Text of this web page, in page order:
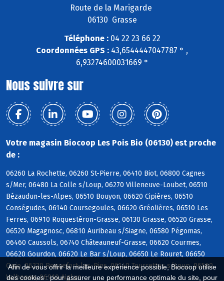
Afin de vous offrir la meilleure expérience possible, Biocoop utilise
des cookies : pour assurer une performance optimale du site, pour
Route de la Marigarde
06130 Grasse
Téléphone :04 22 23 66 22
Coordonnées GPS : 43,6544447047787 ° ,
6,93274600031669 °
Nous suivre sur
Votre magasin Biocoop Les Pois Bio (06130) est proche
de :
06260 La Rochette, 06260 St-Pierre, 06410 Biot, 06800 Cagnes
s/Mer, 06480 La Colle s/Loup, 06270 Villeneuve-Loubet, 06510
Bézaudun-les-Alpes, 06510 Bouyon, 06620 Cipières, 06510
Conségudes, 06140 Coursegoules, 06620 Gréolières, 06510 Les
Ferres, 06910 Roquestéron-Grasse, 06130 Grasse, 06520 Grasse,
06520 Magagnosc, 06810 Auribeau s/Siagne, 06580 Pégomas,
06460 Caussols, 06740 Châteauneuf-Grasse, 06620 Courmes,
06620 Gourdon, 06620 Le Bar s/Loup, 06650 Le Rouret, 06650
Opio, 06330 Roquefort-les-Pins, 06140 Tourrettes s/Loup, 06560
Valbonne, 06910 Aiglun